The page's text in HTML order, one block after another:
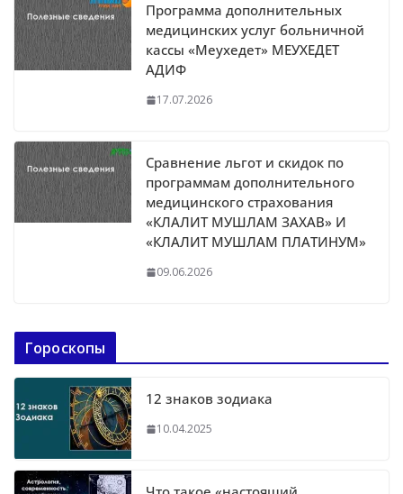
Программа дополнительных
медицинских услуг больничной
кассы «Меухедет» МЕУХЕДЕТ
АДИФ
17.07.2026
Сравнение льгот и скидок по
программам дополнительного
медицинского страхования
«КЛАЛИТ МУШЛАМ ЗАХАВ» И
«КЛАЛИТ МУШЛАМ ПЛАТИНУМ»
09.06.2026
Гороскопы
12 знаков зодиака
10.04.2025